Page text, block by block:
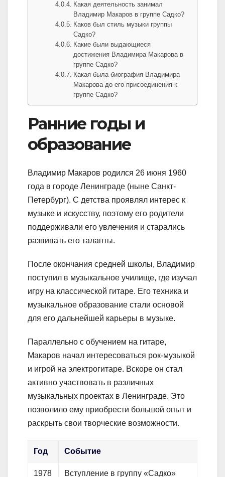
Какая деятельность занимал
Владимир Макаров в группе Садко?
Каков был стиль музыки группы
Садко?
Какие были выдающиеся
достижения Владимира Макарова в
группе Садко?
Какая была биография Владимира
Макарова до его присоединения к
группе Садко?
Ранние годы и
образование
Владимир Макаров родился 26 июня 1960
года в городе Ленинграде (ныне Санкт-
Петербург). С детства проявлял интерес к
музыке и искусству, поэтому его родители
поддерживали его увлечения и старались
развивать его таланты.
После окончания средней школы, Владимир
поступил в музыкальное училище, где изучал
игру на классической гитаре. Его техника и
музыкальное образование стали основой
для его дальнейшей карьеры в музыке.
Параллельно с обучением на гитаре,
Макаров начал интересоваться рок-музыкой
и игрой на электрогитаре. Вскоре он стал
активно участвовать в различных
музыкальных проектах в Ленинграде. Это
позволило ему приобрести большой опыт и
раскрыть свои творческие возможности.
Год Событие
1978 Вступление в группу «Садко»